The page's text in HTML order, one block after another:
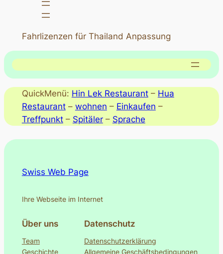
Fahrlizenzen für Thailand Anpassung
QuickMenü: Hin Lek Restaurant– Hua
Restaurant– wohnen – Einkaufen –
Treffpunkt– Spitäler– Sprache
Swiss Web Page
Ihre Webseite im Internet
Über uns
Team
Geschichte
Datenschutz
Datenschutzerklärung
Allgemeine Geschäftsbedingungen